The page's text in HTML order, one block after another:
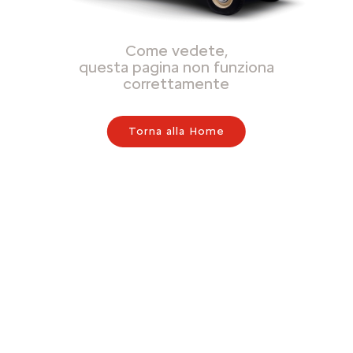
Come vedete,
questa pagina non funziona
correttamente
Torna alla Home